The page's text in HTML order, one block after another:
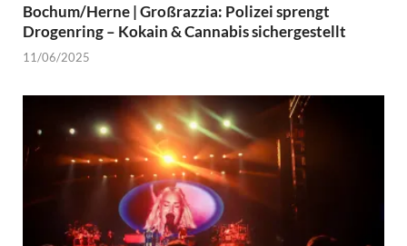
Bochum/Herne | Großrazzia: Polizei sprengt
Drogenring – Kokain & Cannabis sichergestellt
11/06/2025